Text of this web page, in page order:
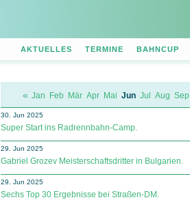
AKTUELLES TERMINE BAHNCUP
« Jan Feb Mär Apr Mai Jun Jul Aug Sep
30. Jun 2025
Super Start ins Radrennbahn-Camp.
29. Jun 2025
Gabriel Grozev Meisterschaftsdritter in Bulgarien.
29. Jun 2025
Sechs Top 30 Ergebnisse bei Straßen-DM.